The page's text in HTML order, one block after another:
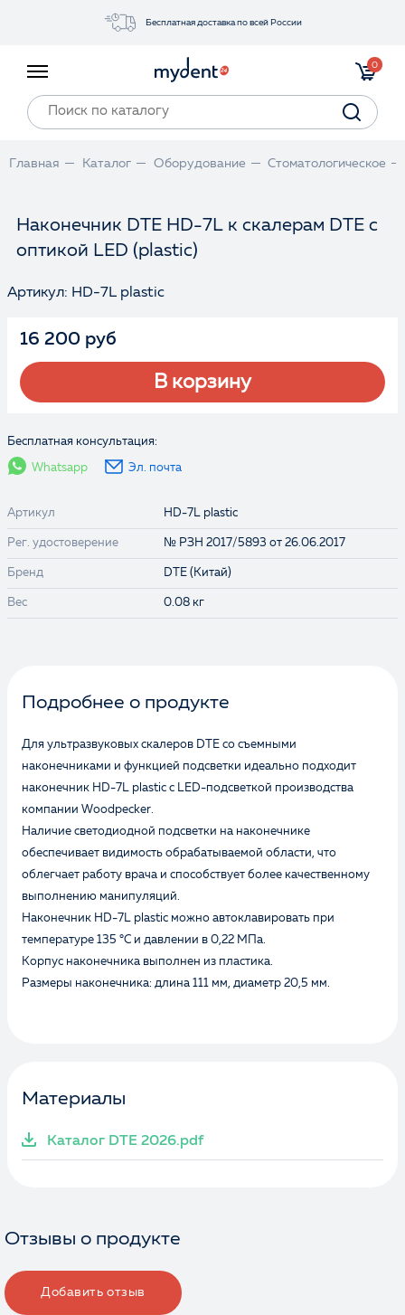
Бесплатная доставка по всей России
Прайс-лист
0
Главная Каталог Оборудование Стоматологическое
Наконечник DTE HD-7L к скалерам DTE с
оптикой LED (plastic)
Артикул: HD-7L plastic
16 200 руб
В корзину
Бесплатная консультация:
Whatsapp Эл. почта
Артикул HD-7L plastic
Рег. удостоверение № РЗН 2017/5893 от 26.06.2017
Бренд DTE (Китай)
Вес 0.08 кг
Подробнее о продукте
Для ультразвуковых скалеров DTE со съемными
наконечниками и функцией подсветки идеально подходит
наконечник HD-7L plastic с LED-подсветкой производства
компании Woodpecker.
Наличие светодиодной подсветки на наконечнике
обеспечивает видимость обрабатываемой области, что
облегчает работу врача и способствует более качественному
выполнению манипуляций.
Наконечник HD-7L plastic можно автоклавировать при
температуре 135 °C и давлении в 0,22 МПа.
Корпус наконечника выполнен из пластика.
Размеры наконечника: длина 111 мм, диаметр 20,5 мм.
Материалы
Каталог DTE 2026.pdf
Отзывы о продукте
Добавить отзыв